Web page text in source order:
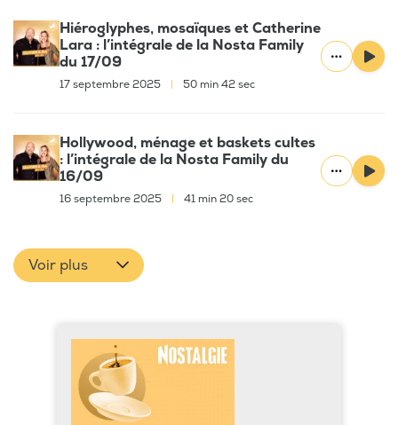
Hiéroglyphes, mosaïques et Catherine
Lara : l’intégrale de la Nosta Family
du 17/09
17 septembre 2025 50 min 42 sec
Hollywood, ménage et baskets cultes
: l’intégrale de la Nosta Family du
16/09
16 septembre 2025 41 min 20 sec
Voir plus